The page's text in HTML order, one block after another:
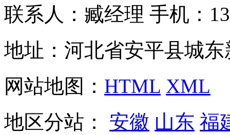
联系人：臧经理 手机：
地址：河北省安平县城
网站地图： HTML XML
地区分站： 安徽 山东 福